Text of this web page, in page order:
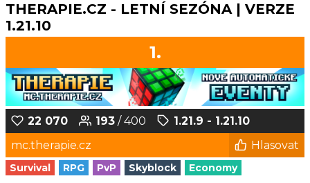
THERAPIE.CZ - LETNÍ SEZÓNA | VERZE
1.21.10
1.
22 070 193 / 400
1.21.9 - 1.21.10
mc.therapie.cz
Hlasovat
Survival RPG PvP Skyblock Economy